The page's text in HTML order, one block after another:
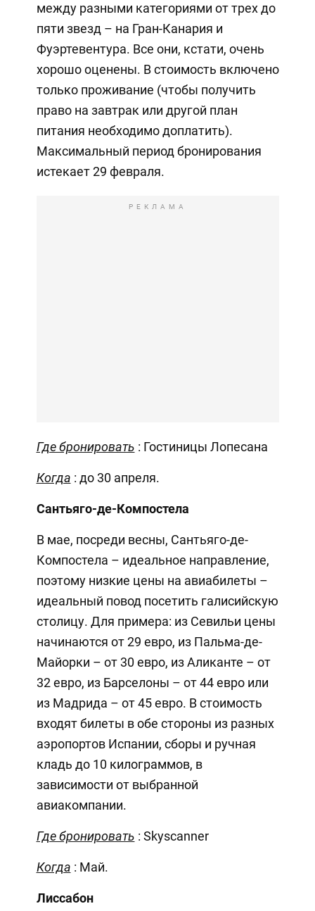
между разными категориями от трех до
пяти звезд – на Гран-Канария и
Фуэртевентура. Все они, кстати, очень
хорошо оценены. В стоимость включено
только проживание (чтобы получить
право на завтрак или другой план
питания необходимо доплатить).
Максимальный период бронирования
истекает 29 февраля.
РЕКЛАМА
Где бронировать : Гостиницы Лопесана
Когда : до 30 апреля.
Сантьяго-де-Компостела
В мае, посреди весны, Сантьяго-де-
Компостела – идеальное направление,
поэтому низкие цены на авиабилеты –
идеальный повод посетить галисийскую
столицу. Для примера: из Севильи цены
начинаются от 29 евро, из Пальма-де-
Майорки – от 30 евро, из Аликанте – от
32 евро, из Барселоны – от 44 евро или
из Мадрида – от 45 евро. В стоимость
входят билеты в обе стороны из разных
аэропортов Испании, сборы и ручная
кладь до 10 килограммов, в
зависимости от выбранной
авиакомпании.
Где бронировать : Skyscanner
Когда : Май.
Лиссабон